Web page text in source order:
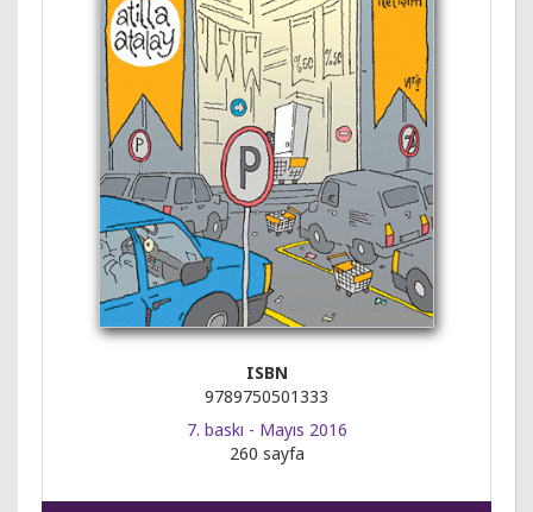
ISBN
9789750501333
7. baskı - Mayıs 2016
260 sayfa